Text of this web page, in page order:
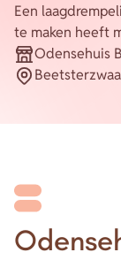
Energie
Over ons
Contact
Home
Een
te maken heeft
Organisatie
Odensehuis
Plaats